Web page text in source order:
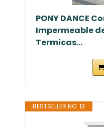
PONY DANCE
Impermeable
Termicas...
BESTSELLER NO. 13